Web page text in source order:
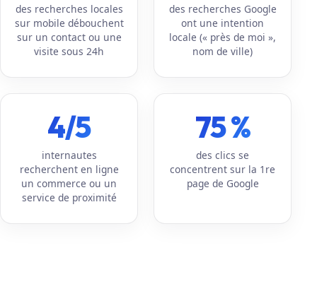
des recherches locales
sur mobile débouchent
sur un contact ou une
visite sous 24h
des recherches Google
ont une intention
locale (« près de moi »,
nom de ville)
4/5
internautes
recherchent en ligne
un commerce ou un
service de proximité
75 %
des clics se
concentrent sur la 1re
page de Google